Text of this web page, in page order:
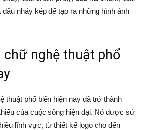
dấu nháy kép để tạo ra những hình ảnh
chữ nghệ thuật phổ
thuật phổ biến hiện nay đã trở thành
của cuộc sống hiện đại. Nó được sử
lĩnh vực, từ thiết kế logo cho đến